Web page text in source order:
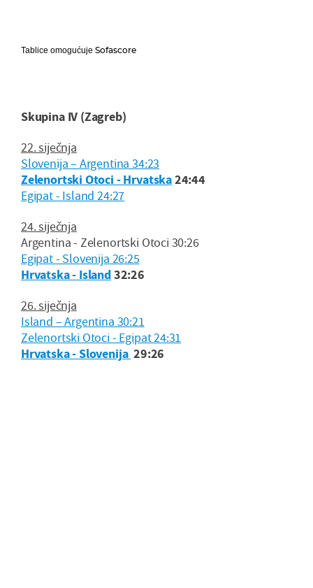
Tablice omogućuje Sofascore
Skupina IV (Zagreb)
22. siječnja
Slovenija – Argentina 34:23
Zelenortski Otoci - Hrvatska24:44
Egipat - Island 24:27
24. siječnja
Argentina - Zelenortski Otoci 30:26
Egipat - Slovenija 26:25
Hrvatska - Island32:26
26. siječnja
Island – Argentina 30:21
Zelenortski Otoci - Egipat 24:31
Hrvatska - Slovenija 29:26